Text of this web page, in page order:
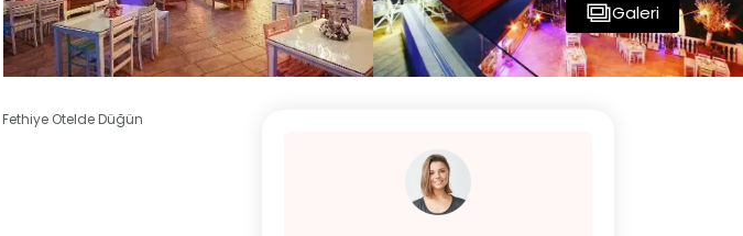
Galeri
Fethiye Otelde Düğün